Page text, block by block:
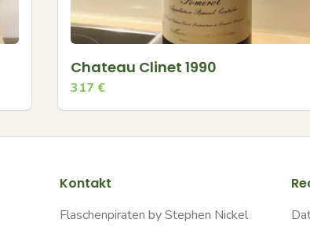
Chateau Clinet 1990
317 €
Kontakt
Flaschenpiraten by Stephen Nickel